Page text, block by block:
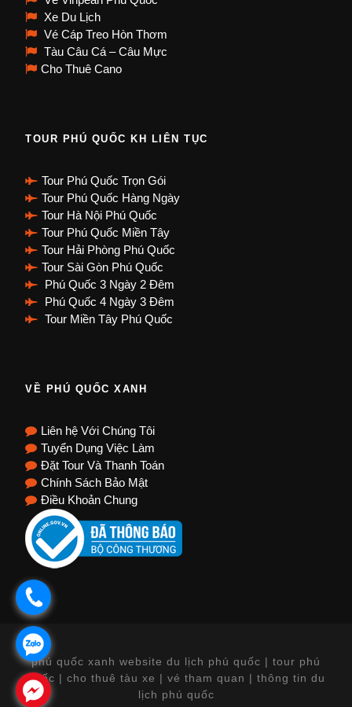
Xe Du Lịch
Vé Cáp Treo Hòn Thơm
Tàu Câu Cá – Câu Mực
Cho Thuê Cano
TOUR PHÚ QUỐC KH LIÊN TỤC
Tour Phú Quốc Trọn Gói
Tour Phú Quốc Hàng Ngày
Tour Hà Nội Phú Quốc
Tour Phú Quốc Miền Tây
Tour Hải Phòng Phú Quốc
Tour Sài Gòn Phú Quốc
Phú Quốc 3 Ngày 2 Đêm
Phú Quốc 4 Ngày 3 Đêm
Tour Miền Tây Phú Quốc
VỀ PHÚ QUỐC XANH
Liên hệ Với Chúng Tôi
Tuyển Dụng Việc Làm
Đặt Tour Và Thanh Toán
Chính Sách Bảo Mật
Điều Khoản Chung
phú quốc xanh website du lịch phú quốc | tour phú
quốc | cho thuê tàu xe | vé tham quan | thông tin du
lịch phú quốc
.
.
.